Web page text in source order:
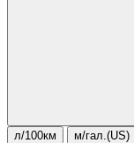
л/100км м/гал.(US)